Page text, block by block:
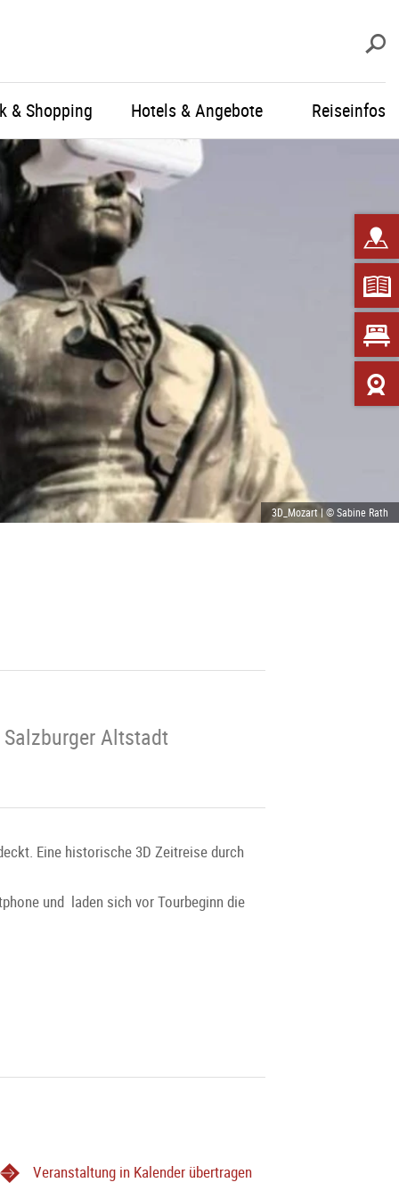
& Shopping Hotels & Angebote Reiseinfos
3D_Mozart | © Sabine Rath
Altstadt
Eine historische 3D Zeitreise durch
und laden sich vor Tourbeginn die
Veranstaltung in Kalender übertragen